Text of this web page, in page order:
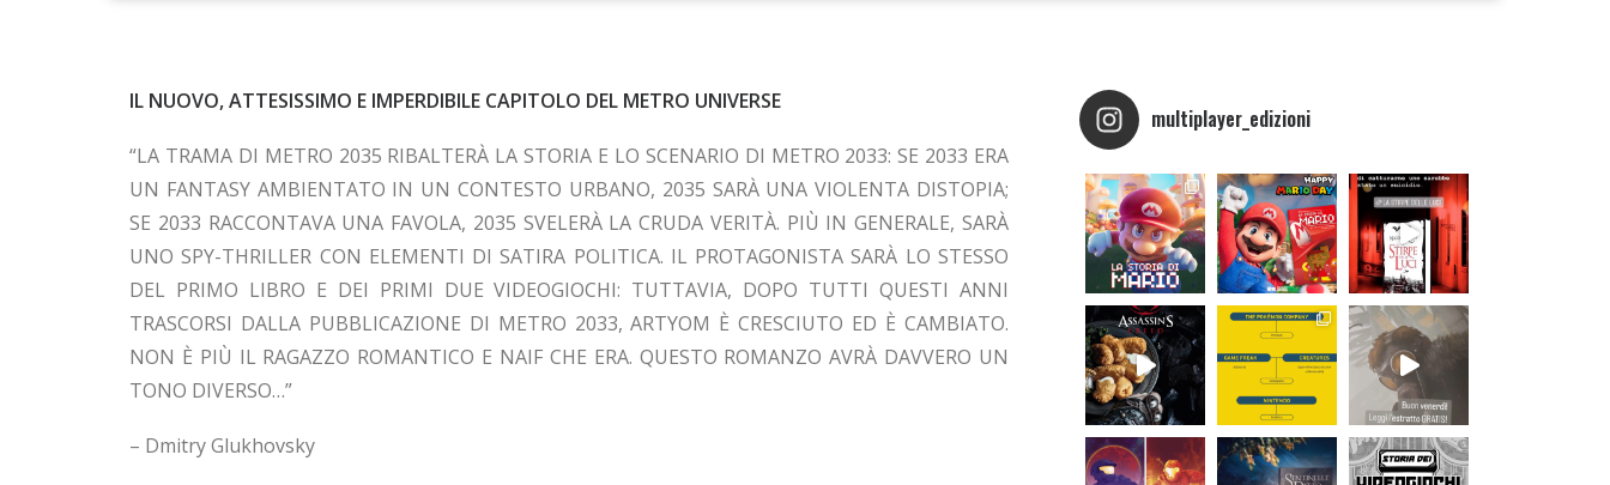
IL NUOVO, ATTESISSIMO E IMPERDIBILE CAPITOLO DEL METRO UNIVERSE
“LA TRAMA DI METRO 2035 RIBALTERÀ LA STORIA E LO SCENARIO DI METRO 2033: SE 2033 ERA
UN FANTASY AMBIENTATO IN UN CONTESTO URBANO, 2035 SARÀ UNA VIOLENTA DISTOPIA;
SE 2033 RACCONTAVA UNA FAVOLA, 2035 SVELERÀ LA CRUDA VERITÀ. PIÙ IN GENERALE, SARÀ
UNO SPY-THRILLER CON ELEMENTI DI SATIRA POLITICA. IL PROTAGONISTA SARÀ LO STESSO
DEL PRIMO LIBRO E DEI PRIMI DUE VIDEOGIOCHI: TUTTAVIA, DOPO TUTTI QUESTI ANNI
TRASCORSI DALLA PUBBLICAZIONE DI METRO 2033, ARTYOM È CRESCIUTO ED È CAMBIATO.
NON È PIÙ IL RAGAZZO ROMANTICO E NAIF CHE ERA. QUESTO ROMANZO AVRÀ DAVVERO UN
TONO DIVERSO…”
– Dmitry Glukhovsky
multiplayer_edizioni